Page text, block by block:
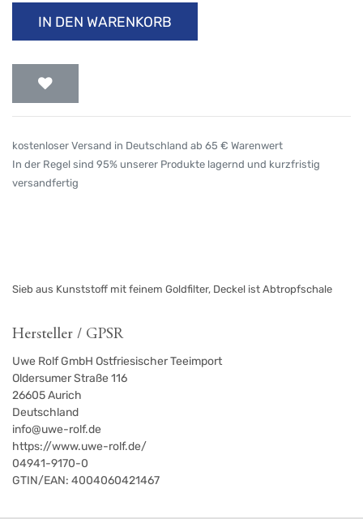
IN DEN WARENKORB
kostenloser Versand in Deutschland ab 65 € Warenwert
In der Regel sind 95% unserer Produkte lagernd und kurzfristig
versandfertig
Sieb aus Kunststoff mit feinem Goldfilter, Deckel ist Abtropfschale
Hersteller / GPSR
Uwe Rolf GmbH Ostfriesischer Teeimport
Oldersumer Straße 116
26605Aurich
Deutschland
info@uwe-rolf.de
https://www.uwe-rolf.de/
04941-9170-0
GTIN/EAN: 4004060421467